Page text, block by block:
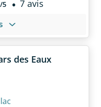
/5 7 avis
chantiers
des Eaux